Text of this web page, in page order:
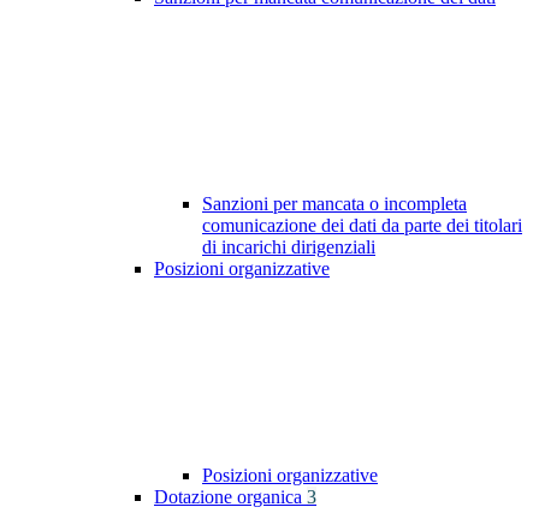
Sanzioni per mancata o incompleta
comunicazione dei dati da parte dei titolari
di incarichi dirigenziali
Posizioni organizzative
Posizioni organizzative
Dotazione organica 3